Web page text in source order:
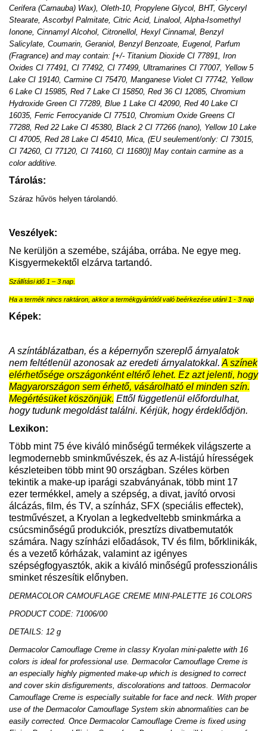
Cerifera (Carnauba) Wax), Oleth-10, Propylene Glycol, BHT, Glyceryl
Stearate, Ascorbyl Palmitate, Citric Acid, Linalool, Alpha-Isomethyl
Ionone, Cinnamyl Alcohol, Citronellol, Hexyl Cinnamal, Benzyl
Salicylate, Coumarin, Geraniol, Benzyl Benzoate, Eugenol, Parfum
(Fragrance) and may contain: [+/- Titanium Dioxide CI 77891, Iron
Oxides CI 77491, CI 77492, CI 77499, Ultramarines CI 77007, Yellow 5
Lake CI 19140, Carmine CI 75470, Manganese Violet CI 77742, Yellow
6 Lake CI 15985, Red 7 Lake CI 15850, Red 36 CI 12085, Chromium
Hydroxide Green CI 77289, Blue 1 Lake CI 42090, Red 40 Lake CI
16035, Ferric Ferrocyanide CI 77510, Chromium Oxide Greens CI
77288, Red 22 Lake CI 45380, Black 2 CI 77266 (nano), Yellow 10 Lake
CI 47005, Red 28 Lake CI 45410, Mica, (EU seulement/only: CI 73015,
CI 74260, CI 77120, CI 74160, CI 11680)] May contain carmine as a
color additive.
Tárolás:
Száraz hűvös helyen tárolandó.
Veszélyek:
Ne kerüljön a szemébe, szájába, orrába. Ne egye meg.
Kisgyermekektől elzárva tartandó.
Szállítási idő 1 – 3 nap.
Ha a termék nincs raktáron, akkor a termékgyártótól való beérkezése utáni 1 - 3 nap
Képek:
A színtáblázatban, és a képernyőn szereplő árnyalatok
nem feltétlenül azonosak az eredeti árnyalatokkal. A színek
elérhetősége országonként eltérő lehet. Ez azt jelenti, hogy
Magyarországon sem érhető, vásárolható el minden szín.
Megértésüket köszönjük. Ettől függetlenül előfordulhat,
hogy tudunk megoldást találni. Kérjük, hogy érdeklődjön.
Lexikon:
Több mint 75 éve kiváló minőségű termékek világszerte a
legmodernebb sminkművészek, és az A-listájú hírességek
készleteiben több mint 90 országban. Széles körben
tekintik a make-up iparági szabványának, több mint 17
ezer termékkel, amely a szépség, a divat, javító orvosi
álcázás, film, és TV, a színház, SFX (speciális effectek),
testművészet, a Kryolan a legkedveltebb sminkmárka a
csúcsminőségű produkciók, presztízs divatbemutatók
számára. Nagy színházi előadások, TV és film, bőrklinikák,
és a vezető kórházak, valamint az igényes
szépségfogyasztók, akik a kiváló minőségű professzionális
sminket részesítik előnyben.
DERMACOLOR CAMOUFLAGE CREME MINI-PALETTE 16 COLORS
PRODUCT CODE: 71006/00
DETAILS: 12 g
Dermacolor Camouflage Creme in classy Kryolan mini-palette with 16
colors is ideal for professional use. Dermacolor Camouflage Creme is
an especially highly pigmented make-up which is designed to correct
and cover skin disfigurements, discolorations and tattoos. Dermacolor
Camouflage Creme is especially suitable for face and neck. With proper
use of the Dermacolor Camouflage System skin abnormalities can be
easily corrected. Once Dermacolor Camouflage Creme is fixed using